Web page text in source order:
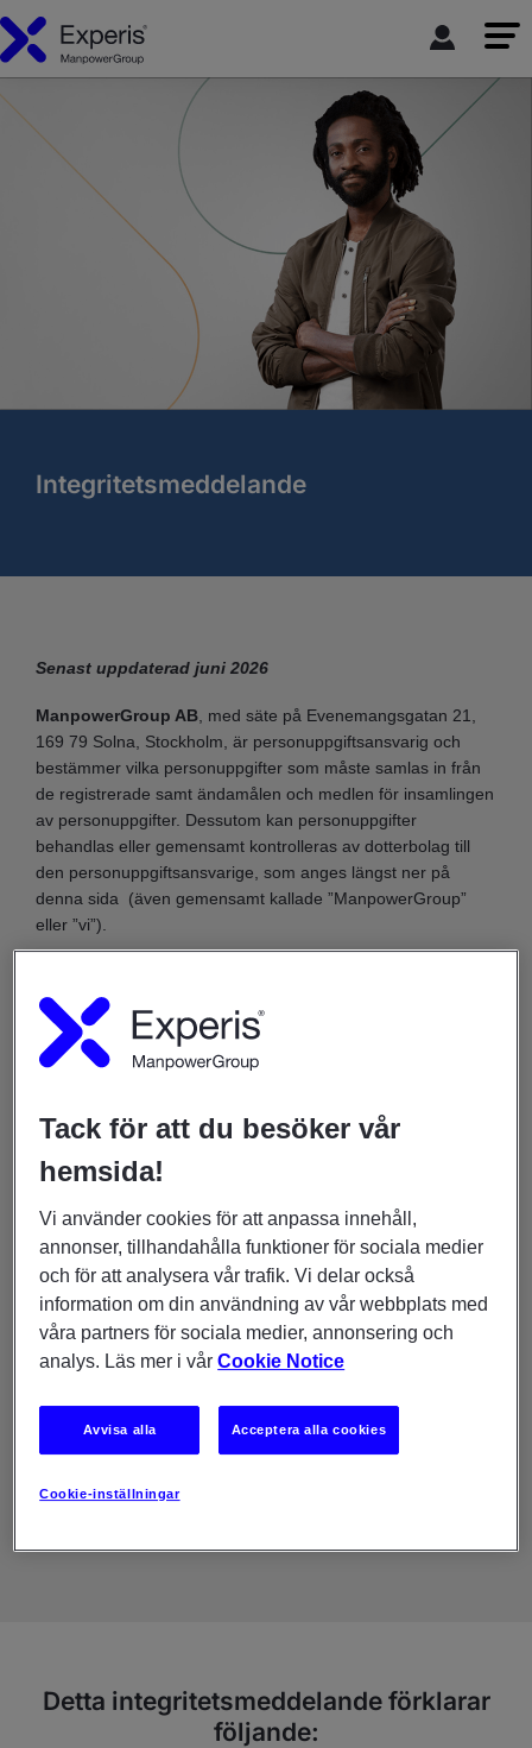
Integritetsmeddelande
Senast uppdaterad juni 2026
ManpowerGroup AB , med säte på Evenemangsgatan 21,
169 79 Solna, Stockholm, är personuppgiftsansvarig och
bestämmer vilka personuppgifter som måste samlas in från
de registrerade samt ändamålen och medlen för insamlingen
av personuppgifter. Dessutom kan personuppgifter
behandlas eller gemensamt kontrolleras av dotterbolag till
den personuppgiftsansvarige, som anges längst ner på
denna sida (även gemensamt kallade ”ManpowerGroup”
eller ”vi”).
Detta integritetsmeddelande gäller
behandlar personuppgifter för följande kategorier av
Användare av de webbsidor som listas längst ner på
Representanter för potentiella och befintliga
Jobbkandidater som vi tillhandahåller
anställningsrelaterade möjligheter och tjänster till.
Individer som vi tillhandahåller omställnings- eller
karriärövergångstjänster till.
Detta integritetsmeddelande gäller inte
Anställda på vårt huvudkontor och i vårt land, som är
personer som är anställda av ManpowerGroup och
som arbetar direkt för ManpowerGroup och inte direkt
Detta integritetsmeddelande förklarar
följande:
Tack för att du besöker vår
hemsida!
Vi använder cookies för att anpassa innehåll,
annonser, tillhandahålla funktioner för sociala medier
och för att analysera vår trafik. Vi delar också
information om din användning av vår webbplats med
våra partners för sociala medier, annonsering och
analys. Läs mer i vårCookie Notice
Cookie-inställningar
Avvisa alla Acceptera alla cookies